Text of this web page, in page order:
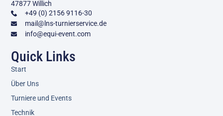
Quick Links
Start
Über Uns
Turniere und Events
Technik
47877 Willich
+49 (0) 2156 9116-30
mail@lns-turnierservice.de
info@equi-event.com